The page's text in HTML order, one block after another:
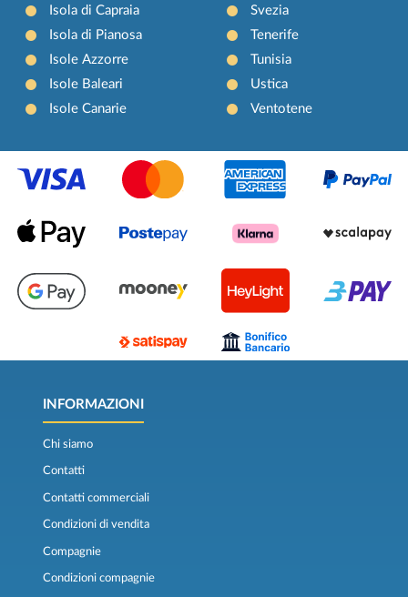
Isola di Capraia
Isola di Pianosa
Isole Azzorre
Isole Baleari
Isole Canarie
Svezia
Tenerife
Tunisia
Ustica
Ventotene
INFORMAZIONI
Chi siamo
Contatti
Contatti commerciali
Condizioni di vendita
Compagnie
Condizioni compagnie